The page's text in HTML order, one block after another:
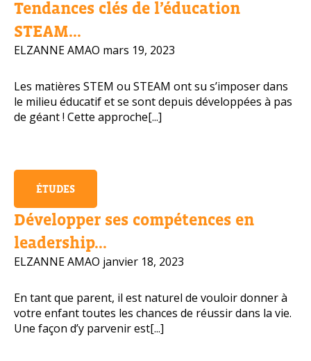
Tendances clés de l’éducation
STEAM...
ELZANNE AMAO mars 19, 2023
Les matières STEM ou STEAM ont su s’imposer dans
le milieu éducatif et se sont depuis développées à pas
de géant ! Cette approche[...]
ÉTUDES
Développer ses compétences en
leadership...
ELZANNE AMAO janvier 18, 2023
En tant que parent, il est naturel de vouloir donner à
votre enfant toutes les chances de réussir dans la vie.
Une façon d’y parvenir est[...]
Numéro de téléphone portable
Politique de confidentialité